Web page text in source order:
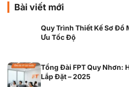
Bài viết mới
Quy Trình Thiết Kế Sơ Đồ
Ưu Tốc Độ
Tổng Đài FPT Quy Nhơn:
Lắp Đặt – 2025